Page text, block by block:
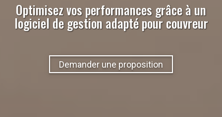
Optimisez vos performances grâce à un
logiciel de gestion adapté pourcouvreur
Demander une proposition